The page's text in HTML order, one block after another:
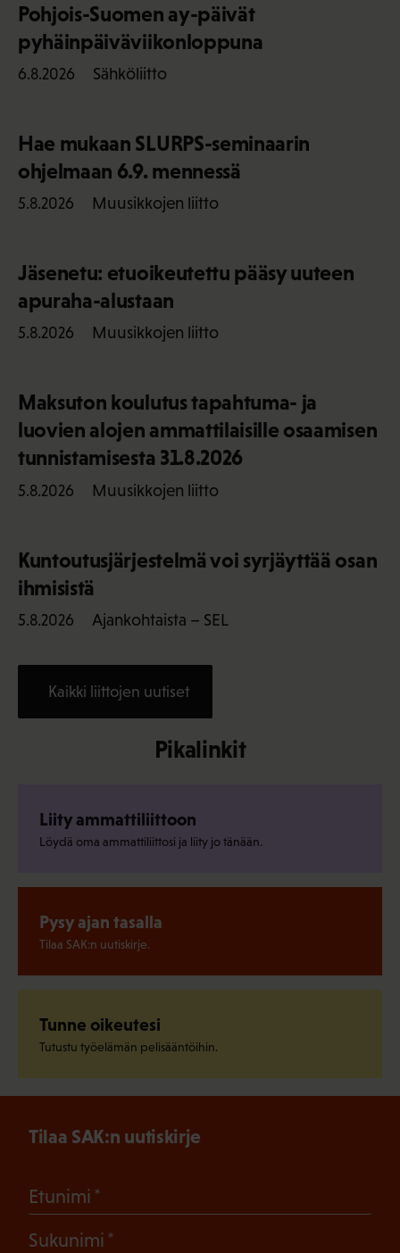
Pohjois-Suomen ay-päivät
pyhäinpäiväviikonloppuna
6.8.2026 Sähköliitto
Hae mukaan SLURPS-seminaarin
ohjelmaan 6.9. mennessä
5.8.2026 Muusikkojen liitto
Jäsenetu: etuoikeutettu pääsy uuteen
apuraha-alustaan
5.8.2026 Muusikkojen liitto
Maksuton koulutus tapahtuma- ja
luovien alojen ammattilaisille osaamisen
tunnistamisesta 31.8.2026
5.8.2026 Muusikkojen liitto
Kuntoutusjärjestelmä voi syrjäyttää osan
ihmisistä
5.8.2026 Ajankohtaista – SEL
Kaikki liittojen uutiset
Pikalinkit
Liity ammattiliittoon
Löydä oma ammattiliittosi ja liity jo tänään.
Pysy ajan tasalla
Tilaa SAK:n uutiskirje.
Tunne oikeutesi
Tutustu työelämän pelisääntöihin.
Tilaa SAK:n uutiskirje
Etunimi
Sukunimi